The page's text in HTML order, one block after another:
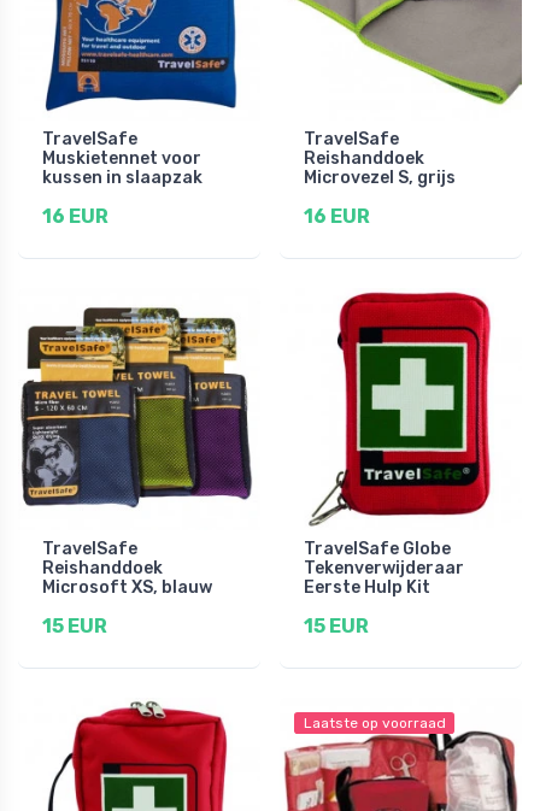
TravelSafe
Muskietennet voor
kussen in slaapzak
16 EUR
TravelSafe
Reishanddoek
Microvezel S, grijs
16 EUR
TravelSafe
Reishanddoek
Microsoft XS, blauw
15 EUR
TravelSafe Globe
Tekenverwijderaar
Eerste Hulp Kit
15 EUR
Laatste op voorraad